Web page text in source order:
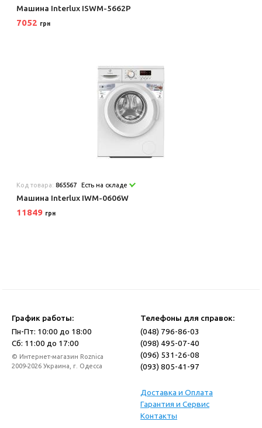
Машина Interlux ISWM-5662P
7052 грн
Код товара:865567 Есть на складе
Машина Interlux IWM-0606W
11849 грн
График работы:
Пн-Пт: 10:00 до 18:00
Сб: 11:00 до 17:00
© Интернет-магазин Roznica
2009-2026 Украина, г. Одесса
Телефоны для справок:
(048) 796-86-03
(098) 495-07-40
(096) 531-26-08
(093) 805-41-97
Доставка и Оплата
Гарантия и Сервис
Контакты